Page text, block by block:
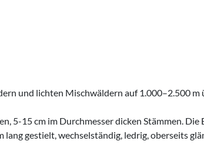
und lichten Mischwäldern auf 1.000–2.500
5-15 cm im Durchmesser dicken Stämmen.
gestielt, wechselständig, ledrig, oberseits